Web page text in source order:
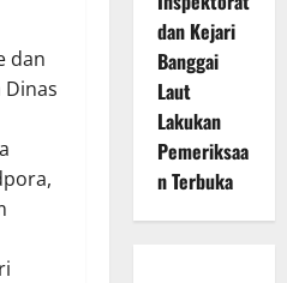
dan
dan Kejari
Banggai
Laut
Lakukan
Pemeriksaa
n Terbuka